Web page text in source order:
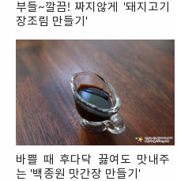
부들~깔끔! 짜지않게 '돼지고기
장조림 만들기'
바쁠 때 후다닥 끓여도 맛내주
는 '백종원 맛간장 만들기'